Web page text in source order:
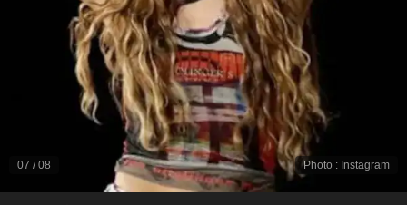
Photo : Instagram
07 /08